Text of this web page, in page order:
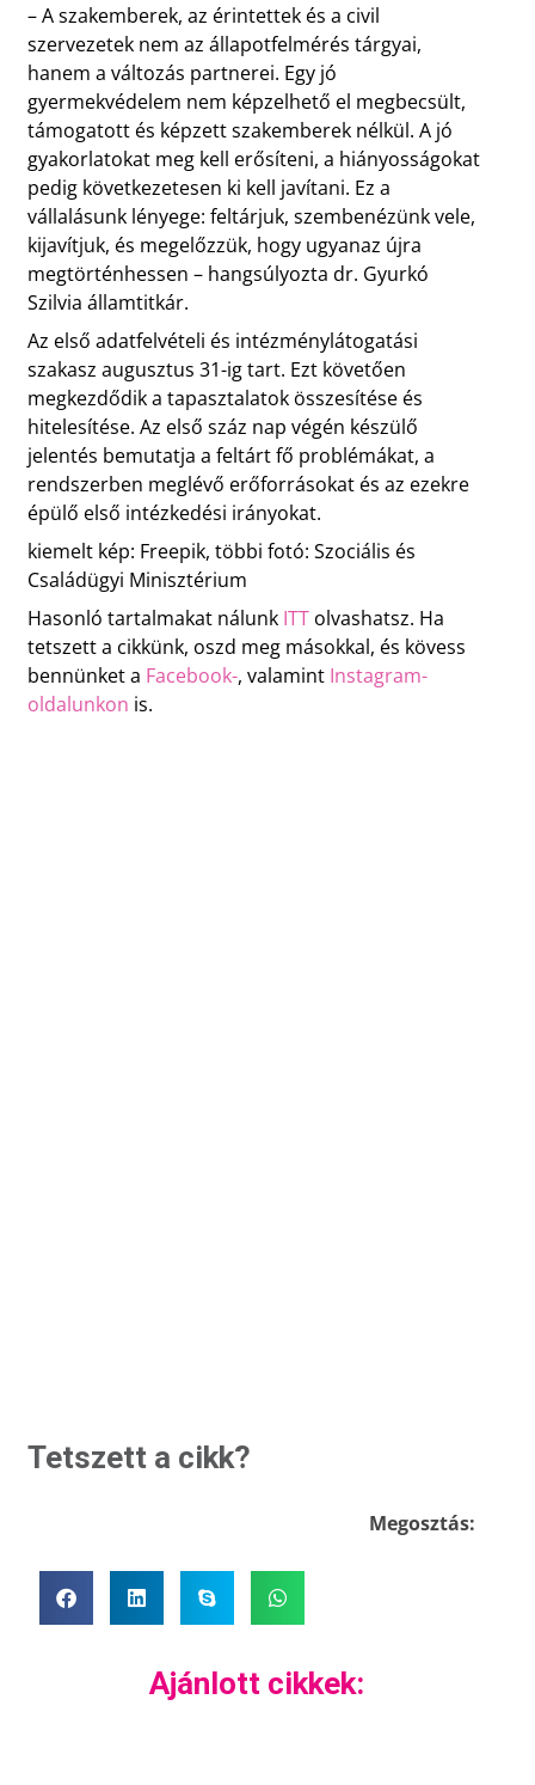
– A szakemberek, az érintettek és a civil
szervezetek nem az állapotfelmérés tárgyai,
hanem a változás partnerei. Egy jó
gyermekvédelem nem képzelhető el megbecsült,
támogatott és képzett szakemberek nélkül. A jó
gyakorlatokat meg kell erősíteni, a hiányosságokat
pedig következetesen ki kell javítani. Ez a
vállalásunk lényege: feltárjuk, szembenézünk vele,
kijavítjuk, és megelőzzük, hogy ugyanaz újra
megtörténhessen – hangsúlyozta dr. Gyurkó
Szilvia államtitkár.
Az első adatfelvételi és intézménylátogatási
szakasz augusztus 31-ig tart. Ezt követően
megkezdődik a tapasztalatok összesítése és
hitelesítése. Az első száz nap végén készülő
jelentés bemutatja a feltárt fő problémákat, a
rendszerben meglévő erőforrásokat és az ezekre
épülő első intézkedési irányokat.
kiemelt kép: Freepik, többi fotó: Szociális és
Családügyi Minisztérium
Hasonló tartalmakat nálunk ITTolvashatsz. Ha
tetszett a cikkünk, oszd meg másokkal, és kövess
bennünket a Facebook-, valamint Instagram-
oldalunkon is.
Tetszett a cikk?
Megosztás:
Ajánlott cikkek: